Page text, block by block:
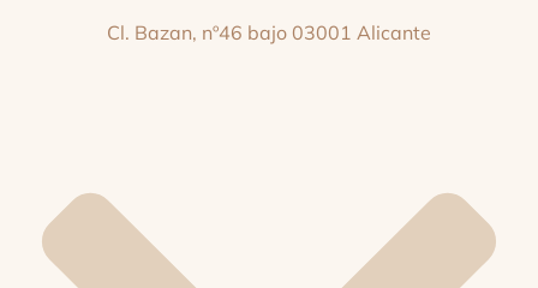
Cl. Bazan, nº46 bajo 03001 Alicante